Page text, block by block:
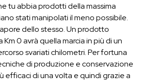
tu abbia prodotti della massima
stati manipolati il meno possibile.
dello stesso. Un prodotto
0 avrà quella marcia in più di un
svariati chilometri. Per fortuna
di produzione e conservazione
efficaci di una volta e quindi grazie a